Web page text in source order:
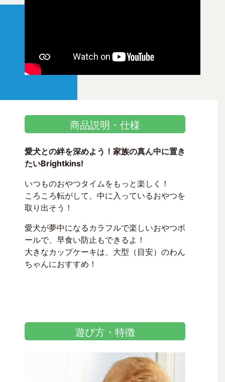
商品説明・仕様
愛犬との絆を深めよう！家族の真ん中に置き
たいBrightkins!
いつものおやつタイムをもっと楽しく！
ころころ転がして、中に入っているおやつを
取り出そう！
愛犬が夢中になるカラフルで楽しいおやつボ
ールで、早食い防止もできるよ！
大きなカップケーキは、大型（目安）のわん
ちゃんにおすすめ！
遊び方・特徴